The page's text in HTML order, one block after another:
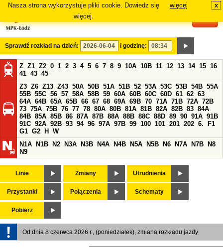
Nasza strona wykorzystuje pliki cookie. Dowiedz się
więcej.
więcej x
Sprawdź rozkład na dzień: i godzinę:
Z Z1 Z2 0 1 2 3 4 5 6 7 8 9 10A 10B 11 12 13 14 15 16
41 43 45
Z3 Z6 Z13 Z43 50A 50B 51A 51B 52 53A 53C 53B 54B 55A
55B 55C 56 57 58A 58B 59 60A 60B 60C 60D 61 62 63
64A 64B 65A 65B 66 67 68 69A 69B 70 71A 71B 72A 72B
73 75A 75B 76 77 78 80A 80B 81A 81B 82A 82B 83 84A
84B 85A 85B 86 87A 87B 88A 88B 88C 88D 89 90 91A 91B
91C 92A 92B 93 94 96 97A 97B 99 100 101 201 202 6.
F1
G1 G2 H
W
N1A
N1B N2 N3A N3B N4A N4B N5A N5B N6 N7A N7B
N8
N9
Linie Zmiany Utrudnienia
Przystanki Połączenia Schematy
Pobierz
Od dnia 8 czerwca 2026 r., (poniedziałek), zmiana rozkładu jazdy